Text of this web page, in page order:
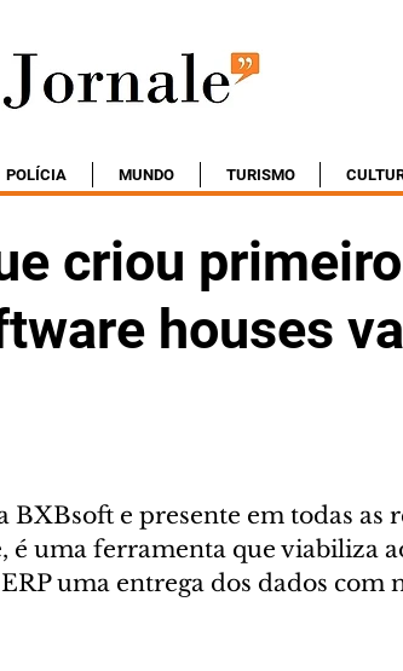
POLÍCIA MUNDO TURISMO
criou
houses
e presente em todas as
é uma ferramenta que viabiliza
uma entrega dos dados com